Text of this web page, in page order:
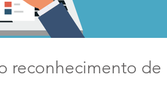
reconhecimento de